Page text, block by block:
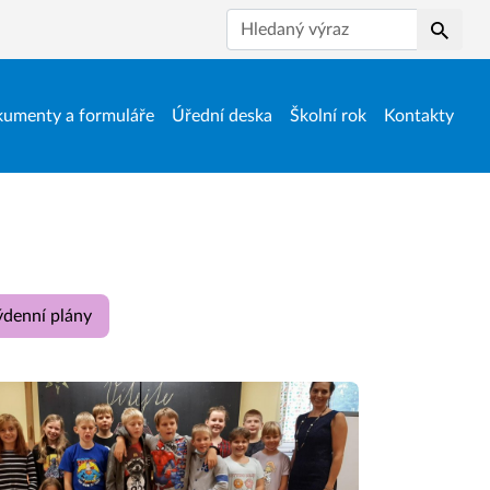
a formuláře Úřední deska Školní rok Kontakty
Hledat
plány